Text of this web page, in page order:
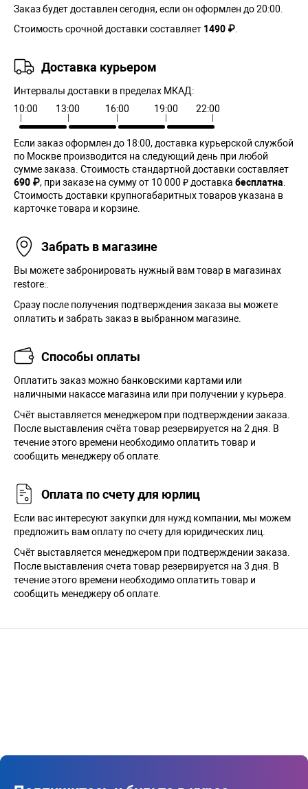
Заказ будет доставлен сегодня, если он оформлен до 20:00.
Стоимость срочной доставки составляет 1490 ₽
Доставка курьером
Интервалы доставки в пределах МКАД:
10:00
13:00 16:00 19:00 22:00
Если заказ оформлен до 18:00, доставка курьерской службой
по Москве производится на следующий день при любой
сумме заказа. Cтоимость стандартной доставки составляет
690 ₽, при заказе на сумму от 10 000 ₽ доставка бесплатна
Стоимость доставки крупногабаритных товаров указана в
карточке товара и корзине.
Забрать в магазине
Вы можете забронировать нужный вам товар в магазинах
restore:.
Сразу после получения подтверждения заказа вы можете
оплатить и забрать заказ в выбранном магазине.
Способы оплаты
Оплатить заказ можно банковскими картами или
наличными накассе магазина или при получении у курьера.
Cчёт выставляется менеджером при подтверждении заказа.
После выставления счёта товар резервируется на 2 дня. В
течение этого времени необходимо оплатить товар и
сообщить менеджеру об оплате.
Оплата по счету для юрлиц
Если вас интересуют закупки для нужд компании, мы можем
предложить вам оплату по счету для юридических лиц.
Счёт выставляется менеджером при подтверждении заказа.
После выставления счета товар резервируется на 3 дня. В
течение этого времени необходимо оплатить товар и
сообщить менеджеру об оплате.